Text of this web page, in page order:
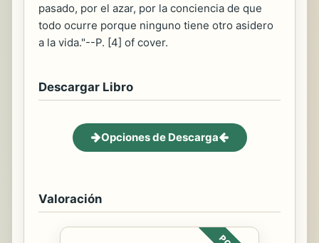
pasado, por el azar, por la conciencia de que
todo ocurre porque ninguno tiene otro asidero
a la vida."--P. [4] of cover.
Descargar Libro
Opciones de Descarga
Valoración